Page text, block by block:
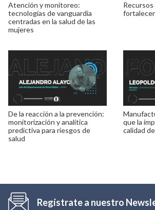
Atención y monitoreo:
tecnologías de vanguardia
centradas en la salud de las
mujeres
De la reacción a la prevención:
monitorización y analítica
predictiva para riesgos de
salud
que la
calidad
Regístrate a nuestro